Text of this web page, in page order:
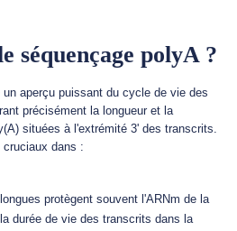
séquençage polyA ?
aperçu puissant du cycle de vie des
précisément la longueur et la
situées à l'extrémité 3' des transcrits.
dans :
protègent souvent l'ARNm de la
durée de vie des transcrits dans la